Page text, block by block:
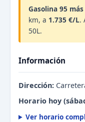
Gasolina 95
km, a 1.735 €/L.
50L.
Información
Dirección:
Horario hoy
Ver horario